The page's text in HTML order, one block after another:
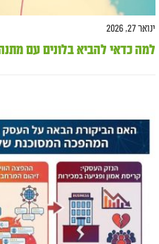
ינואר 27, 2026
למה כדאי להביא בלונים עם